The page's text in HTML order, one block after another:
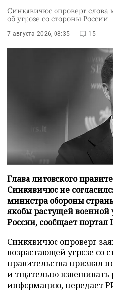
Синкявичюс опроверг
об угрозе со стороны России
7 августа 2026, 08:35 15
Глава литовского
Синкявичюс не
министра обороны
якобы растущей военной
России, сообщает портал
Синкявичюс опроверг
возрастающей угрозе со
правительства призвал
и тщательно взвешивать
информацию, передает